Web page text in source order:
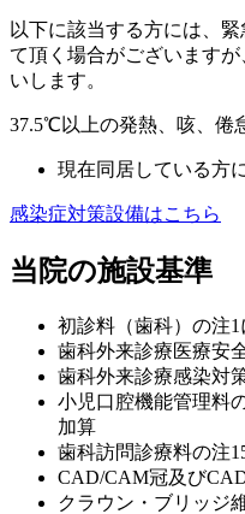
以下に該当する方には、
て頂く場合がございます
いします。
37.5℃以上の発熱、咳、倦
現在同居している方
感染症対策設備はこちら
当院の施設基準
初診料（歯科）の注
歯科外来診療医療安
歯科外来診療感染対
小児口腔機能管理料
加算
歯科訪問診療料の注
CAD/CAM冠及び
クラウン・ブリッジ